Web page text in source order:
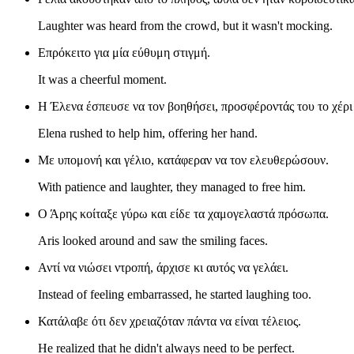
Laughter was heard from the crowd, but it wasn't mocking.
Επρόκειτο για μία εύθυμη στιγμή.
It was a cheerful moment.
Η Έλενα έσπευσε να τον βοηθήσει, προσφέροντάς του το χέρι
Elena rushed to help him, offering her hand.
Με υπομονή και γέλιο, κατάφεραν να τον ελευθερώσουν.
With patience and laughter, they managed to free him.
Ο Άρης κοίταξε γύρω και είδε τα χαμογελαστά πρόσωπα.
Aris looked around and saw the smiling faces.
Αντί να νιώσει ντροπή, άρχισε κι αυτός να γελάει.
Instead of feeling embarrassed, he started laughing too.
Κατάλαβε ότι δεν χρειαζόταν πάντα να είναι τέλειος.
He realized that he didn't always need to be perfect.